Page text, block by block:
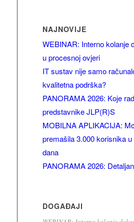
NAJNOVIJE
WEBINAR: Interno kolanje
u procesnoj ovjeri
IT sustav nije samo
kvalitetna podrška?
PANORAMA 2026: Koje
predstavnike JLP(R)S
MOBILNA APLIKACIJA:
premašila 3.000 korisnika
dana
PANORAMA 2026:
DOGAĐAJI